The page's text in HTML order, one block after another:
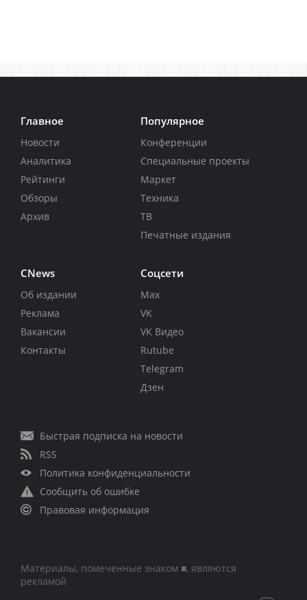
Главное
Новости
Аналитика
Рейтинги
Обзоры
Архив
Популярное
Конференции
Специальные проекты
Маркет
Техника
ТВ
Печатные издания
CNews
Об издании
Реклама
Вакансии
Контакты
Соцсети
Max
VK
VK Видео
Rutube
Telegram
Дзен
Быстрая подписка на новости
RSS
Политика конфиденциальности
Сообщить об ошибке
Правовая информация
Материалы, помеченные знаком ■, являются
рекламой